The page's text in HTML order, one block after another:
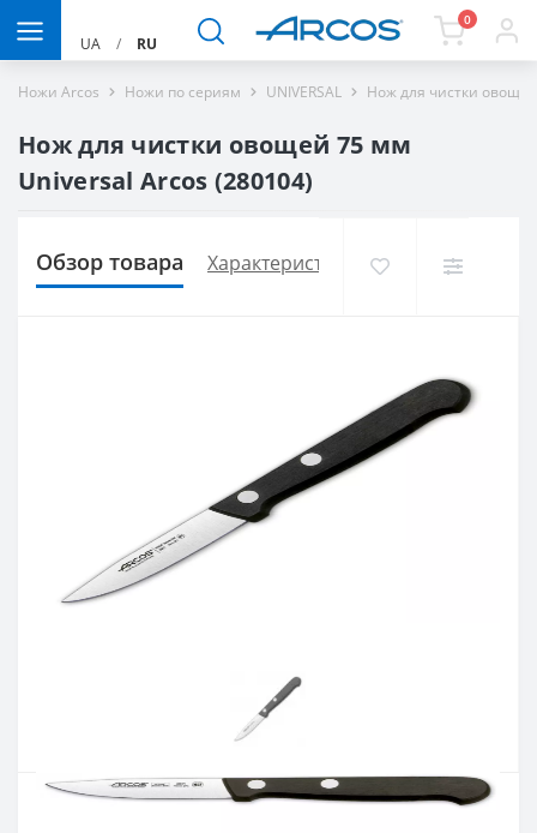
UA / RU
0
Ножи Arcos Ножи по сериям UNIVERSAL Нож для чистки
Нож для чистки овощей 75 мм
Universal Arcos (280104)
Обзор товара Характеристики Доставка и
280104